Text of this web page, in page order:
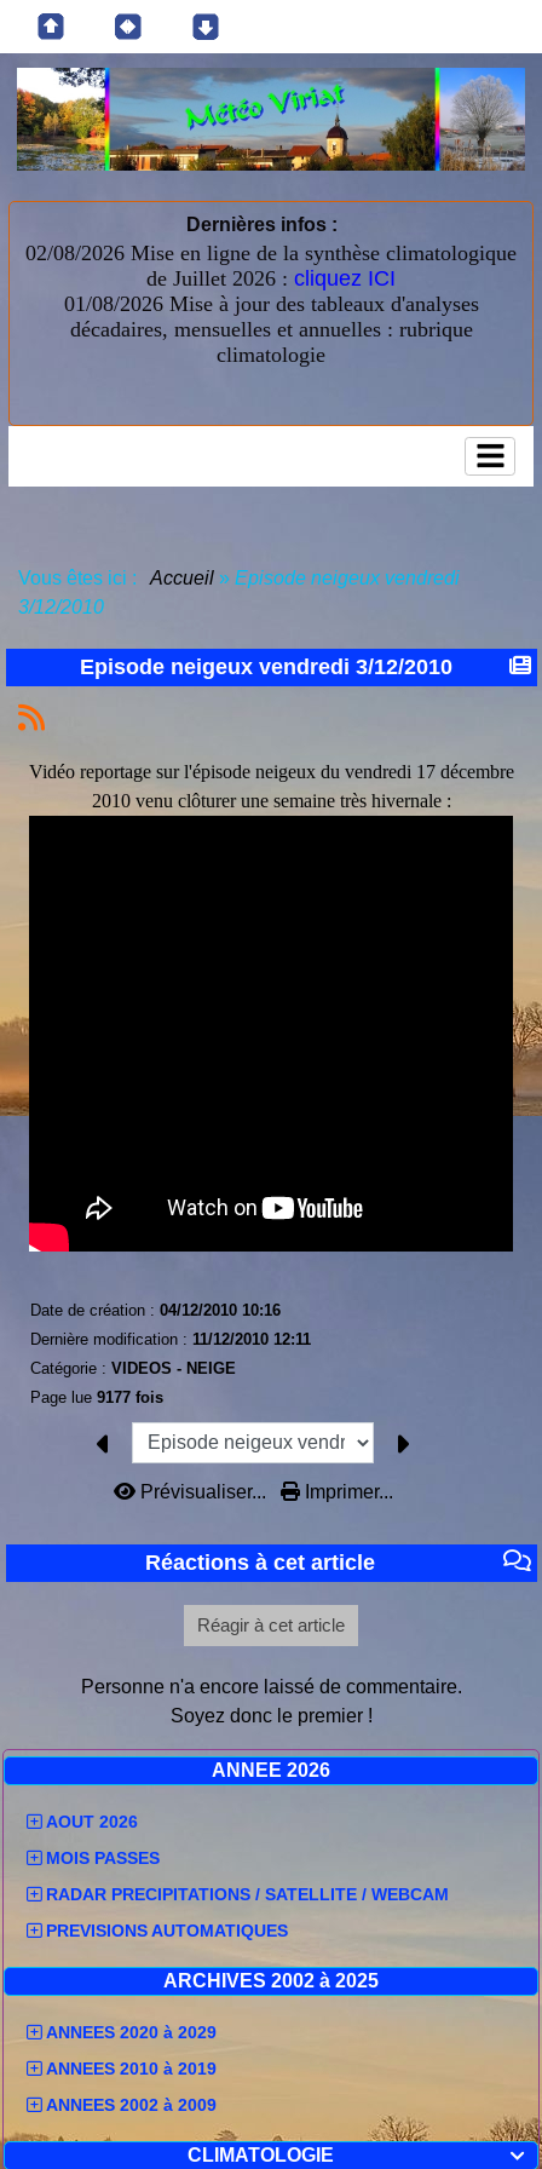
Dernières infos :
02/08/2026 Mise en ligne de la synthèse climatologique
de Juillet 2026 : cliquez ICI
01/08/2026 Mise à jour des tableaux d'analyses
décadaires, mensuelles et annuelles : rubrique
climatologie
ANNEE 2026
AOUT 2026
MOIS PASSES
RADAR PRECIPITATIONS / SATELLITE / WEBCAM
PREVISIONS AUTOMATIQUES
ARCHIVES 2002 à 2025
ANNEES 2020 à 2029
ANNEES 2010 à 2019
ANNEES 2002 à 2009

CLIMATOLOGIE
Vous êtes ici : Accueil » Episode neigeux vendredi
3/12/2010
Episode neigeux vendredi 3/12/2010
Vidéo reportage sur l'épisode neigeux du vendredi 17 décembre
2010 venu clôturer une semaine très hivernale :
Date de création : 04/12/2010 10:16
Dernière modification : 11/12/2010 12:11
Catégorie : VIDEOS - NEIGE
Page lue 9177 fois
Prévisualiser... Imprimer...
Réactions à cet article
Réagir à cet article
Personne n'a encore laissé de commentaire.
Soyez donc le premier !